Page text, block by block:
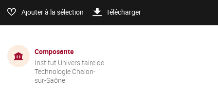
Ajouter à la sélection Télécharger
Composante
Institut Universitaire de
Technologie Chalon-
sur-Saône